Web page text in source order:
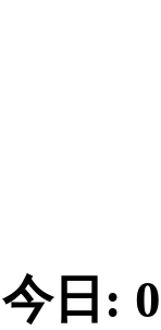
今日: 0